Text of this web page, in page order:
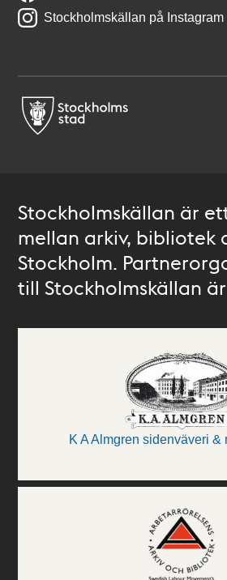
Stockholmskällan på Instagram
Stockholmskällan är
mellan arkiv, bibliotek
Stockholm.
till Stockholmskällan
K A Almgren sidenväveri &